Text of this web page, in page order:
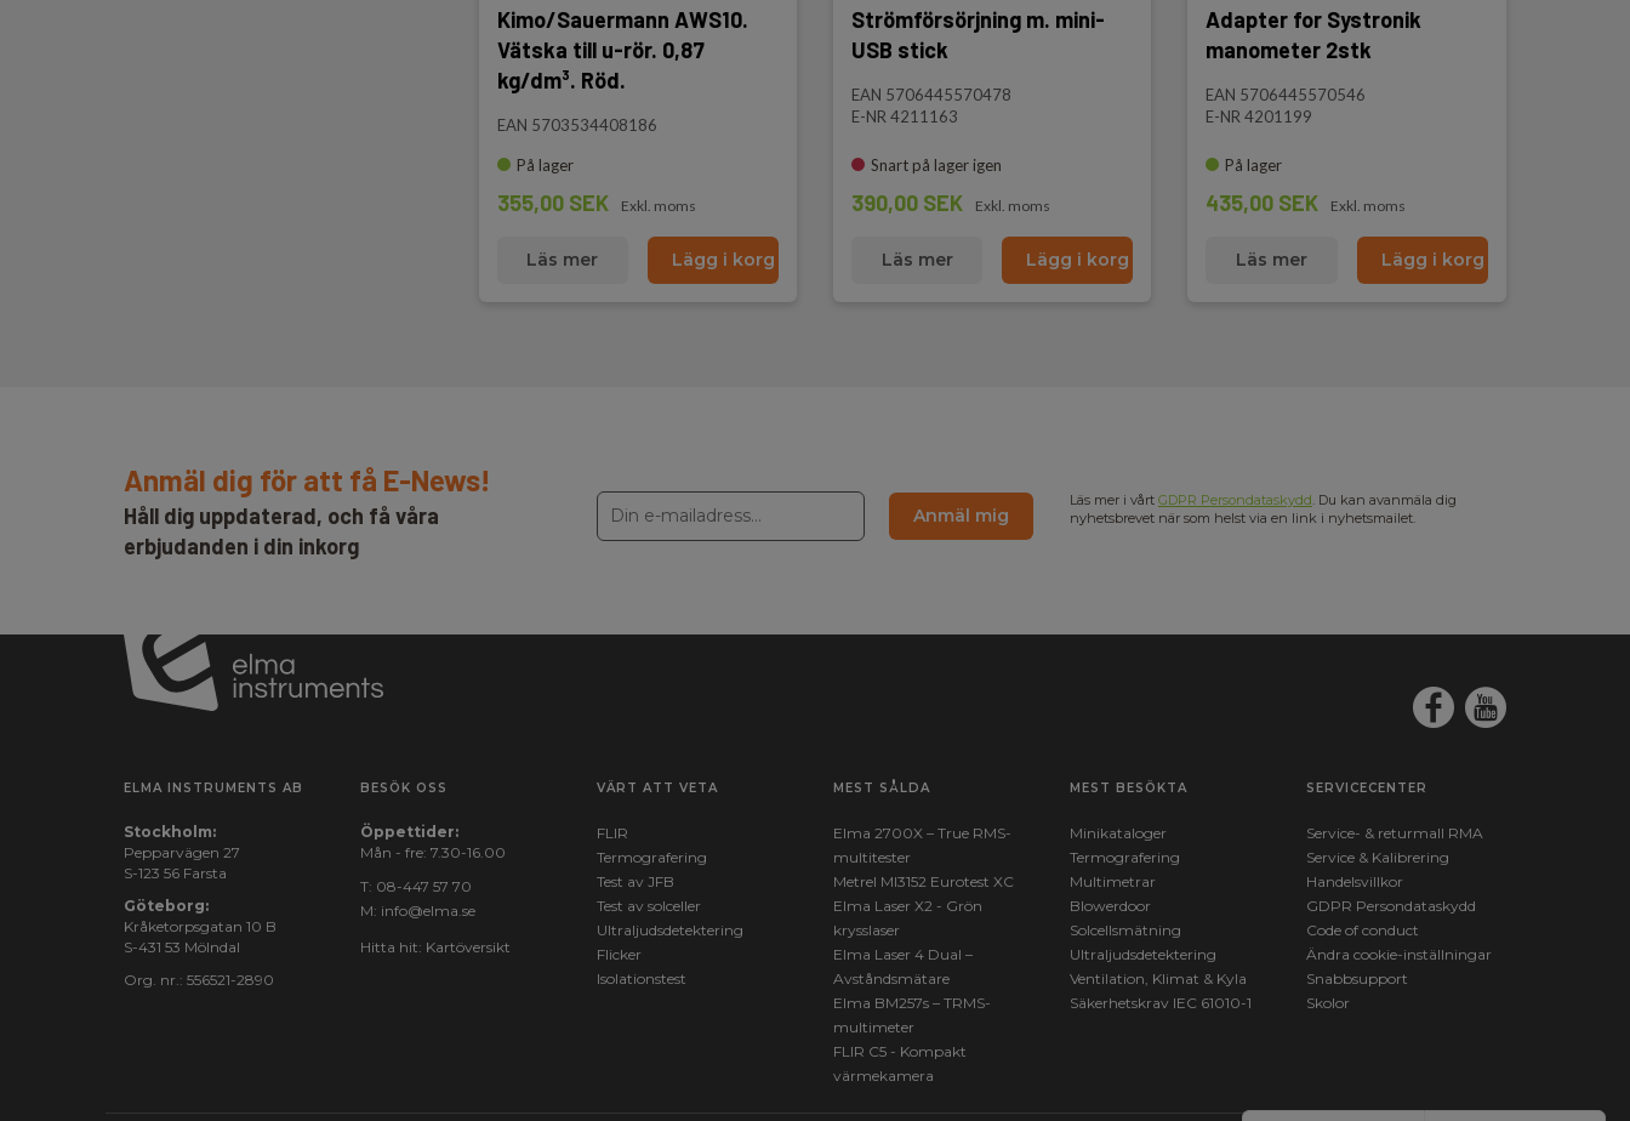
Kimo/Sauermann AWS10.
Vätska till u-rör. 0,87
kg/dm³. Röd.
EAN 5703534408186
På lager
355,00 SEK Exkl. moms
Läs mer Lägg i korg
Strömförsörjning m. mini-
USB stick
EAN 5706445570478
E-NR 4211163
Snart på lager igen
390,00 SEK Exkl. moms
Läs mer Lägg i korg
Adapter for Systronik
manometer 2stk
EAN 5706445570546
E-NR 4201199
På lager
435,00 SEK Exkl. moms
Läs mer Lägg i korg
Anmäl dig för att få E-News!
Håll dig uppdaterad, och få våra
erbjudanden i din inkorg
Anmäl mig
Läs mer i vårt GDPR Persondataskydd. Du kan avanmäla dig
nyhetsbrevet när som helst via en link i nyhetsmailet.
ELMA INSTRUMENTS AB
Stockholm:
Pepparvägen 27
S-123 56 Farsta
Göteborg:
Kråketorpsgatan 10 B
S-431 53 Mölndal
Org. nr.: 556521-2890
BESÖK OSS
Öppettider:
Mån - fre: 7.30-16.00
T: 08-447 57 70
M: info@elma.se
Hitta hit: Kartöversikt
VÄRT ATT VETA
FLIR
Termografering
Test av JFB
Test av solceller
Ultraljudsdetektering
Flicker
Isolationstest
MEST SÅLDA
Elma 2700X – True RMS-
multitester
Metrel MI3152 Eurotest XC
Elma Laser X2 - Grön
krysslaser
Elma Laser 4 Dual –
Avståndsmätare
Elma BM257s – TRMS-
multimeter
FLIR C5 - Kompakt
värmekamera
MEST BESÖKTA
Minikataloger
Termografering
Multimetrar
Blowerdoor
Solcellsmätning
Ultraljudsdetektering
Ventilation, Klimat & Kyla
Säkerhetskrav IEC 61010-1
SERVICECENTER
Service- & returmall RMA
Service & Kalibrering
Handelsvillkor
GDPR Persondataskydd
Code of conduct
Ändra cookie-inställningar
Snabbsupport
Skolor